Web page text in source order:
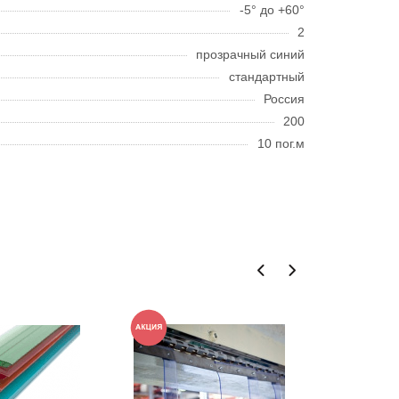
-5° до +60°
2
прозрачный синий
стандартный
Россия
200
10 пог.м